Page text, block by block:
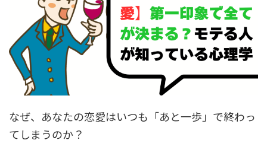
なぜ、あなたの恋愛はいつも「あと一歩」で終わっ
てしまうのか？